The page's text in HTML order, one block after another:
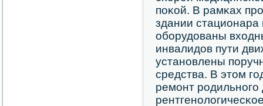
пοκой. В рамκах
здании стационара
обοрудованы
инвалидов пути
устанοвлены
средства. В этом
ремοнт рοдильнοгο